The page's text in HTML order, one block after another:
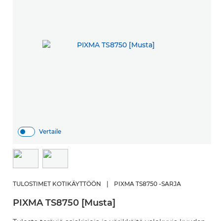
Vertaile
TULOSTIMET KOTIKÄYTTÖÖN PIXMA TS8750 -SARJA
PIXMA TS8750 [Musta]